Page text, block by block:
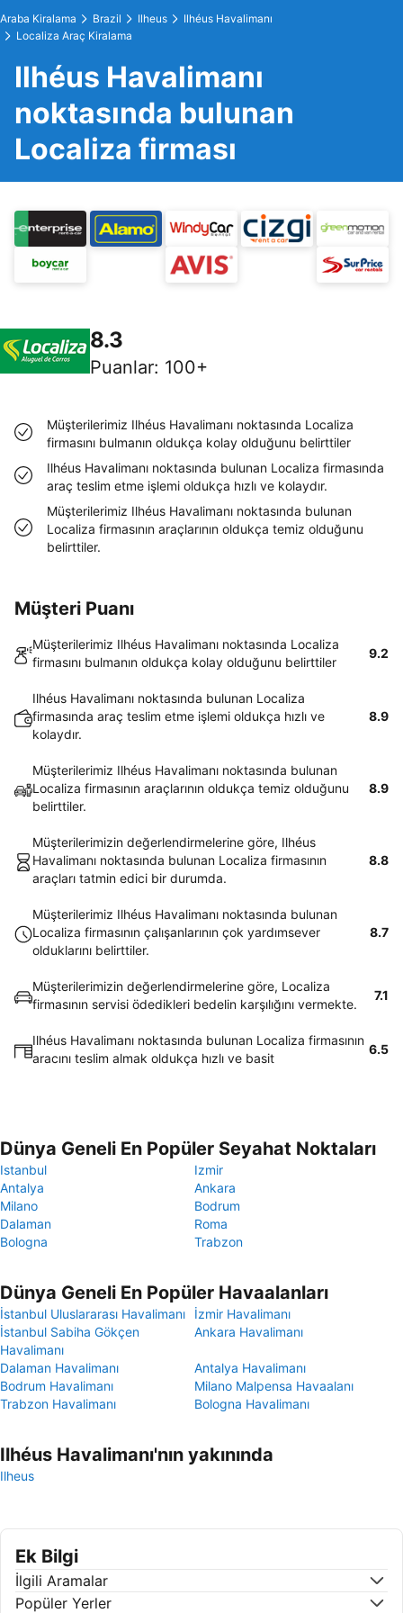
Araba Kiralama Brazil Ilheus
Ilhéus Havalimanı
Localiza Araç Kiralama
Ilhéus Havalimanı
noktasında bulunan
Localiza firması
8.3
Puanlar: 100+
Müşterilerimiz Ilhéus Havalimanı noktasında Localiza
firmasını bulmanın oldukça kolay olduğunu belirttiler
Ilhéus Havalimanı noktasında bulunan Localiza firmasında
araç teslim etme işlemi oldukça hızlı ve kolaydır.
Müşterilerimiz Ilhéus Havalimanı noktasında bulunan
Localiza firmasının araçlarının oldukça temiz olduğunu
belirttiler.
Müşteri Puanı
Müşterilerimiz Ilhéus Havalimanı noktasında Localiza
firmasını bulmanın oldukça kolay olduğunu belirttiler
9.2
Ilhéus Havalimanı noktasında bulunan Localiza
firmasında araç teslim etme işlemi oldukça hızlı ve
kolaydır.
8.9
Müşterilerimiz Ilhéus Havalimanı noktasında bulunan
Localiza firmasının araçlarının oldukça temiz olduğunu
belirttiler.
8.9
Müşterilerimizin değerlendirmelerine göre, Ilhéus
Havalimanı noktasında bulunan Localiza firmasının
araçları tatmin edici bir durumda.
8.8
Müşterilerimiz Ilhéus Havalimanı noktasında bulunan
Localiza firmasının çalışanlarının çok yardımsever
olduklarını belirttiler.
8.7
Müşterilerimizin değerlendirmelerine göre, Localiza
firmasının servisi ödedikleri bedelin karşılığını vermekte.
7.1
Ilhéus Havalimanı noktasında bulunan Localiza firmasının
aracını teslim almak oldukça hızlı ve basit
6.5
Dünya Geneli En Popüler Seyahat Noktaları
Istanbul
Izmir
Antalya
Ankara
Milano
Bodrum
Dalaman
Roma
Bologna
Trabzon
Dünya Geneli En Popüler Havaalanları
İstanbul Uluslararası Havalimanı
İzmir Havalimanı
İstanbul Sabiha Gökçen
Havalimanı
Ankara Havalimanı
Dalaman Havalimanı
Antalya Havalimanı
Bodrum Havalimanı
Milano Malpensa Havaalanı
Trabzon Havalimanı
Bologna Havalimanı
Ilhéus Havalimanı'nın yakınında
Ilheus
Ek Bilgi
İlgili Aramalar
Popüler Yerler